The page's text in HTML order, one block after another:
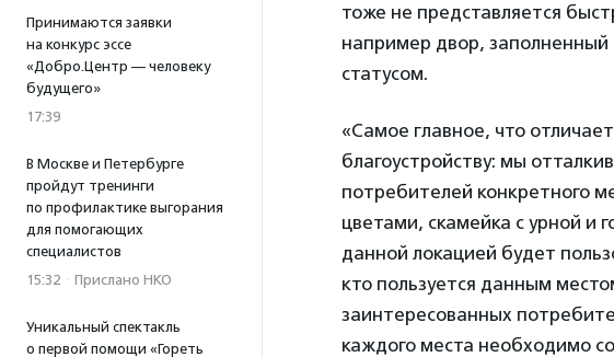
Принимаются заявки
на конкурс эссе
«Добро.Центр — человеку
будущего»
17:39
В Москве и Петербурге
пройдут тренинги
по профилактике выгорания
для помогающих
специалистов
15:32 · Прислано НКО
Уникальный спектакль
о первой помощи «Гореть
тоже не представляется
например двор,
статусом.
«Самое главное, что
благоустройству: мы
потребителей конкретного
цветами, скамейка с урной и
данной локацией будет
кто пользуется данным
заинтересованных
каждого места необходимо